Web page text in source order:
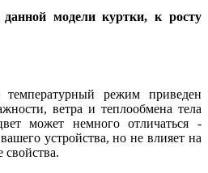
модели куртки, к росту
режим приведен
ветра и теплообмена тела
может немного отличаться -
устройства, но не влияет на
свойства.